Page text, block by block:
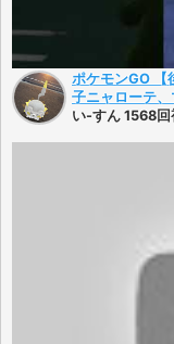
ポケモンGO 【
子ニャローテ
い-すん 1568